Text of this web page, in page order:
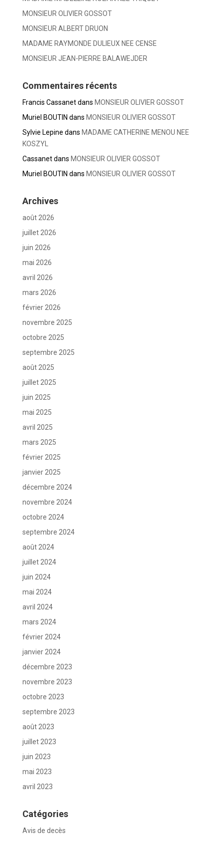
MONSIEUR OLIVIER GOSSOT
MONSIEUR ALBERT DRUON
MADAME RAYMONDE DULIEUX NEE CENSE
MONSIEUR JEAN-PIERRE BALAWEJDER
Commentaires récents
Francis Cassanetdans MONSIEUR OLIVIER GOSSOT
Muriel BOUTIN dans MONSIEUR OLIVIER GOSSOT
Sylvie Lepine dans MADAME CATHERINE MENOU NEE
KOSZYL
Cassanetdans MONSIEUR OLIVIER GOSSOT
Muriel BOUTIN dans MONSIEUR OLIVIER GOSSOT
Archives
août 2026
juillet 2026
juin 2026
mai 2026
avril 2026
mars 2026
février 2026
novembre 2025
octobre 2025
septembre 2025
août 2025
juillet 2025
juin 2025
mai 2025
avril 2025
mars 2025
février 2025
janvier 2025
décembre 2024
novembre 2024
octobre 2024
septembre 2024
août 2024
juillet 2024
juin 2024
mai 2024
avril 2024
mars 2024
février 2024
janvier 2024
décembre 2023
novembre 2023
octobre 2023
septembre 2023
août 2023
juillet 2023
juin 2023
mai 2023
avril 2023
Catégories
Avis de decès